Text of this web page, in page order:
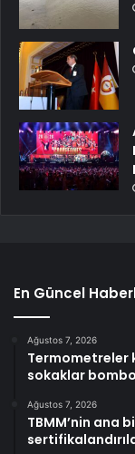
En Güncel
Ağustos 7, 2026
Termometreler
sokaklar
Ağustos 7, 2026
TBMM’nin ana